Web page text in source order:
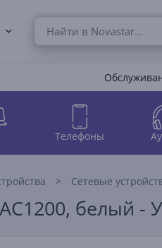
Телефоны
Сетевые
белый -